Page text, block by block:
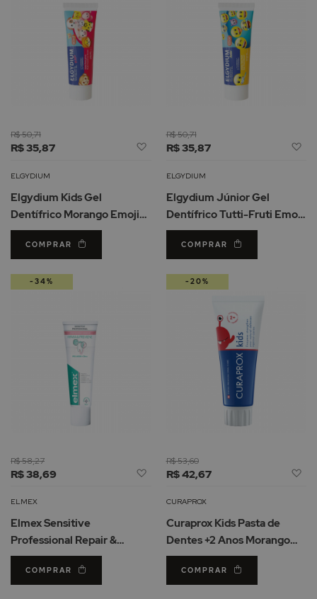
R$ 35,87
R$ 50,71
Adicionar
Lista
Desejos
ELGYDIUM
Elgydium Kids Gel
Dentífrico Morango Emoji
50ml
COMPRAR
R$ 35,87
R$ 50,71
ELGYDIUM
Elgydium Júnior Gel
Dentífrico Tutti-Fruti Emoji
50ml
COMPRAR
R$ 38,69
R$ 58,27
Adicionar
Lista
Desejos
ELMEX
Elmex Sensitive
Professional Repair &
Prevent Pasta de Dentes
75mlCOMPRAR
-34%
R$ 42,67
R$ 53,60
CURAPROX
Curaprox Kids Pasta de
Dentes +2 Anos Morango
60ml
COMPRAR
-20%